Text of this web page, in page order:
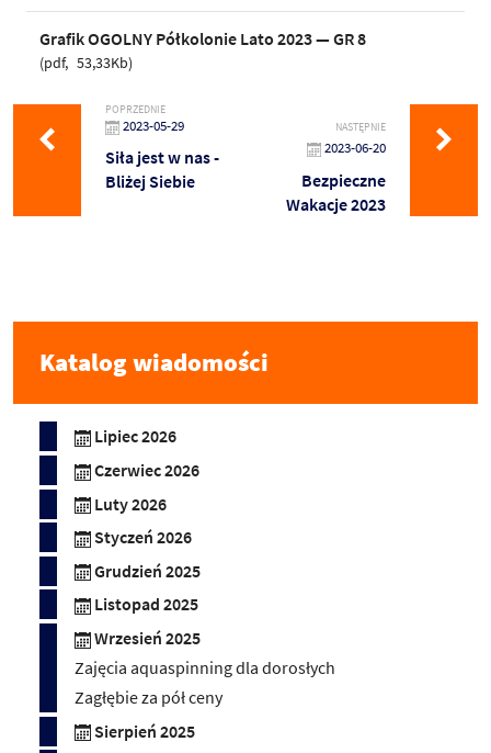
Grafik OGOLNY Półkolonie Lato 2023 — GR 8
pdf 53,33Kb
POPRZEDNIE
2023-05-29
Siła jest w nas -
Bliżej Siebie
NASTĘPNIE
2023-06-20
Bezpieczne
Wakacje 2023
Katalog wiadomości
Lipiec 2026
Czerwiec 2026
Luty 2026
Styczeń 2026
Grudzień 2025
Listopad 2025
Wrzesień 2025
Zajęcia aquaspinning dla dorosłych
Zagłębie za pół ceny
Sierpień 2025